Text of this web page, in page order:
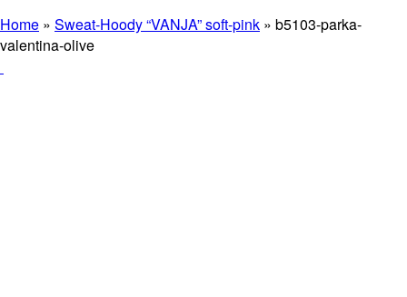
Home » Sweat-Hoody “VANJA” soft-pink » b5103-parka-
valentina-olive